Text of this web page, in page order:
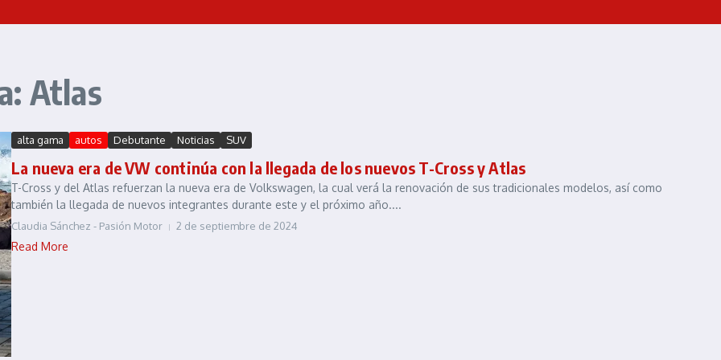
Atlas
alta gama autos Debutante Noticias SUV
La nueva era de VW continúa con la llegada de los nuevos T-Cross y Atlas
T-Cross y del Atlas refuerzan la nueva era de Volkswagen, la cual verá la renovación de sus tradicionales modelos, así como
también la llegada de nuevos integrantes durante este y el próximo año....
Claudia Sánchez - Pasión Motor 2 de septiembre de 2024
Read More